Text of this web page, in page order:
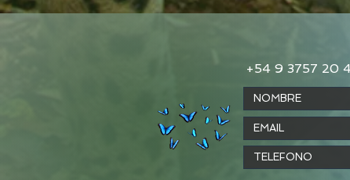
+54 9 3757 20